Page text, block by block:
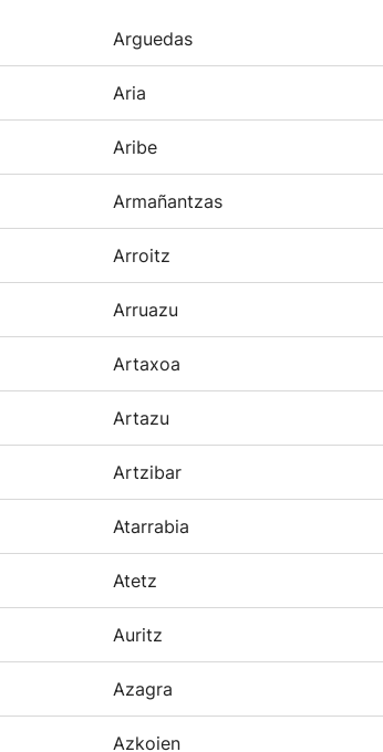
Arguedas
Aria
Aribe
Armañantzas
Arroitz
Arruazu
Artaxoa
Artazu
Artzibar
Atarrabia
Atetz
Auritz
Azagra
Azkoien